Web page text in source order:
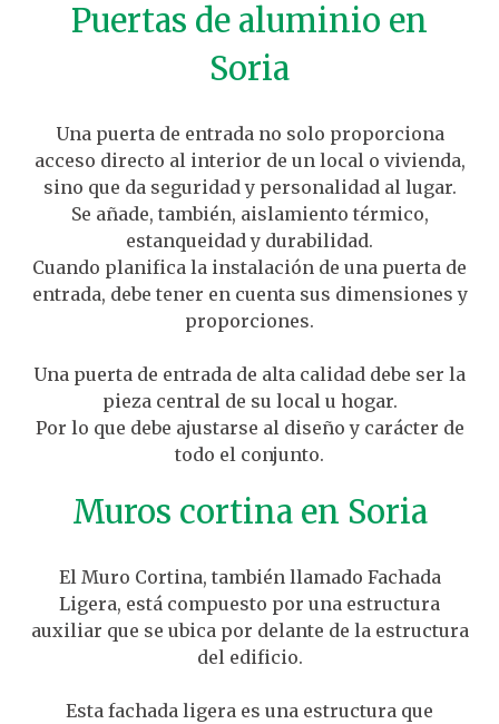
Puertas de aluminio en
Soria
Una puerta de entrada no solo proporciona
acceso directo al interior de un local o vivienda,
sino que da seguridad y personalidad al lugar.
Se añade, también, aislamiento térmico,
estanqueidad y durabilidad.
Cuando planifica la instalación de una puerta de
entrada, debe tener en cuenta sus dimensiones y
proporciones.
Una puerta de entrada de alta calidad debe ser la
pieza central de su local u hogar.
Por lo que debe ajustarse al diseño y carácter de
todo el conjunto.
Muros cortina en Soria
El Muro Cortina, también llamado Fachada
Ligera, está compuesto por una estructura
auxiliar que se ubica por delante de la estructura
del edificio.
Esta fachada ligera es una estructura que